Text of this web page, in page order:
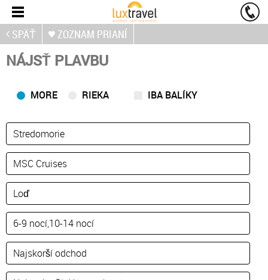
SPÄŤ ZOZNAM PRIANÍ
NÁJSŤ PLAVBU
MORE RIEKA IBA BALÍKY